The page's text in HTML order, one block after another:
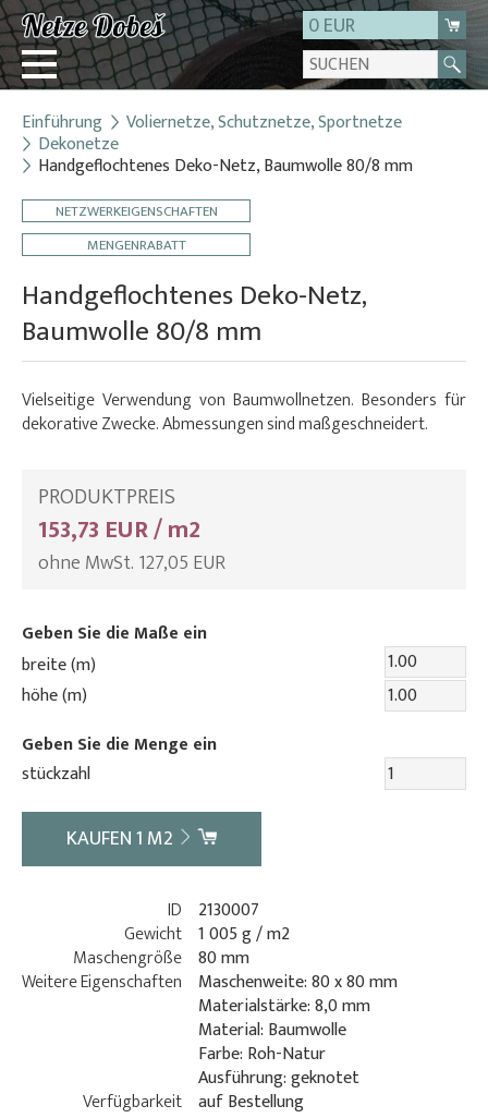
0 EUR
Login
Registrierung
Über uns
Kontakt
Einführung Voliernetze, Schutznetze, Sportnetze
Dekonetze
Handgeflochtenes Deko-Netz, Baumwolle 80/8 mm
NETZWERKEIGENSCHAFTEN
MENGENRABATT
Handgeflochtenes Deko-Netz,
Baumwolle 80/8 mm
Vielseitige Verwendung von Baumwollnetzen. Besonders für
dekorative Zwecke. Abmessungen sind maßgeschneidert.
PRODUKTPREIS
153,73 EUR / m2
ohne MwSt. 127,05 EUR
Geben Sie die Maße ein
breite (m)
höhe (m)
Geben Sie die Menge ein
stückzahl
KAUFEN1 M2
ID
2130007
Gewicht 1 005 g / m2
Maschengröße 80 mm
Weitere Eigenschaften
Maschenweite: 80 x 80 mm
Materialstärke: 8,0 mm
Material: Baumwolle
Farbe: Roh-Natur
Ausführung: geknotet
Verfügbarkeit auf Bestellung